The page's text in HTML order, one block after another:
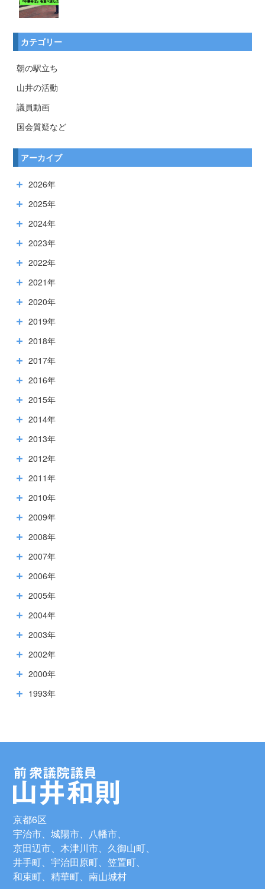
カテゴリー
朝の駅立ち
山井の活動
議員動画
国会質疑など
アーカイブ
2026年
2025年
2024年
2023年
2022年
2021年
2020年
2019年
2018年
2017年
2016年
2015年
2014年
2013年
2012年
2011年
2010年
2009年
2008年
2007年
2006年
2005年
2004年
2003年
2002年
2000年
1993年
京都6区
宇治市、城陽市、八幡市、
京田辺市、木津川市、久御山町、
井手町、宇治田原町、笠置町、
和束町、精華町、南山城村